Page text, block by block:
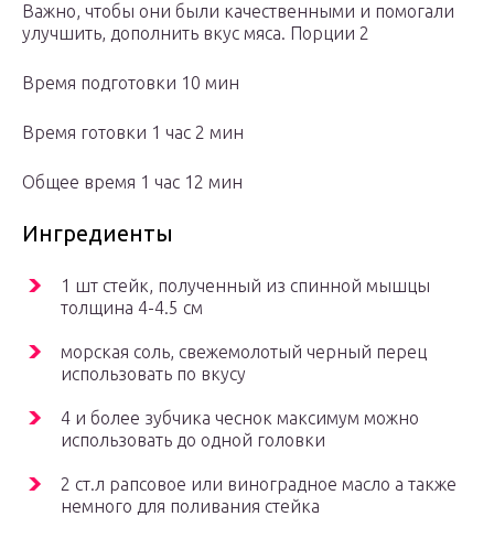
Важно, чтобы они были качественными и помогали
улучшить, дополнить вкус мяса. Порции 2
Время подготовки 10 мин
Время готовки 1 час 2 мин
Общее время 1 час 12 мин
Ингредиенты
1 шт стейк, полученный из спинной мышцы
толщина 4-4.5 см
морская соль, свежемолотый черный перец
использовать по вкусу
4 и более зубчика чеснок максимум можно
использовать до одной головки
2 ст.л рапсовое или виноградное масло а также
немного для поливания стейка